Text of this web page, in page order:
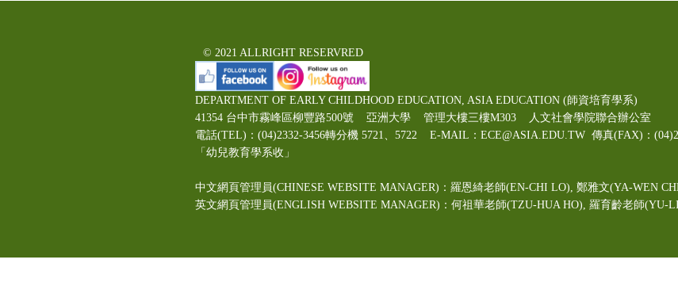
© 2021 ALLRIGHT RESERVRED
DEPARTMENT OF EARLY CHILDHOOD EDUCATION, ASIA EDUCATION (師資培育學系)
41354 台中市霧峰區柳豐路500號 亞洲大學 管理大樓三樓M303 人文社會學院聯合辦公室
電話(TEL)：(04)2332-3456轉分機 5721、5722 E-MAIL：ECE@ASIA.EDU.TW 傳真(FAX)：
「幼兒教育學系收」
中文網頁管理員(CHINESE WEBSITE MANAGER)：羅恩綺老師(EN-CHI LO) , 鄭雅文(YA-WEN
英文網頁管理員(ENGLISH WEBSITE MANAGER)：何祖華老師(TZU-HUA HO), 羅育齡老師(YU-